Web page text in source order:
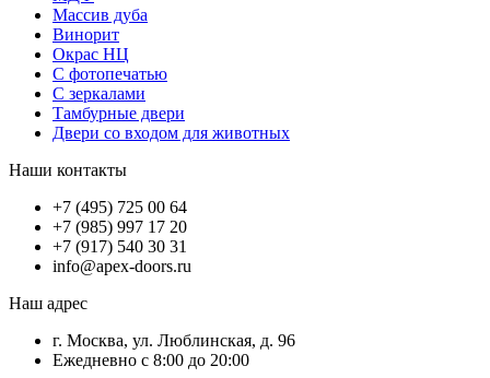
Массив дуба
Винорит
Окрас НЦ
С фотопечатью
С зеркалами
Тамбурные двери
Двери со входом для животных
Наши контакты
+7 (495) 725 00 64
+7 (985) 997 17 20
+7 (917) 540 30 31
info@apex-doors.ru
Наш адрес
г. Москва, ул. Люблинская, д. 96
Ежедневно с 8:00 до 20:00